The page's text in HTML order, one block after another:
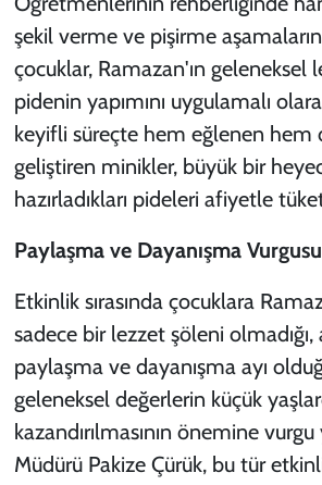
şekil verme ve pişirme
çocuklar, Ramazan'ın geleneksel
pidenin yapımını uygulamalı
keyifli süreçte hem eğlenen hem
geliştiren minikler, büyük bir
hazırladıkları pideleri afiyetle
Paylaşma ve Dayanışma Vurgusu
Etkinlik sırasında çocuklara
sadece bir lezzet şöleni olmadığı,
paylaşma ve dayanışma ayı
geleneksel değerlerin küçük
kazandırılmasının önemine vurgu
Müdürü Pakize Çürük, bu tür